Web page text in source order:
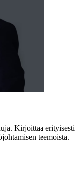
Kirjoittaa erityisesti
teemoista. |